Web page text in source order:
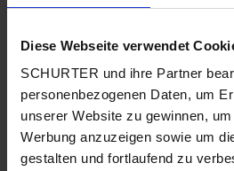
Diese Webseite verwendet
SCHURTER und ihre Partner
personenbezogenen Daten, um
unserer Website zu gewinnen,
Werbung anzuzeigen sowie um
gestalten und fortlaufend zu